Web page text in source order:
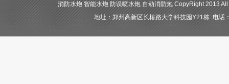
消防水炮 智能水炮 防误喷水炮 自动消防炮 CopyRight 2013
地址：郑州高新区长椿路大学科技园Y21栋 电